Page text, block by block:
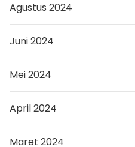
Agustus 2024
Juni 2024
Mei 2024
April 2024
Maret 2024